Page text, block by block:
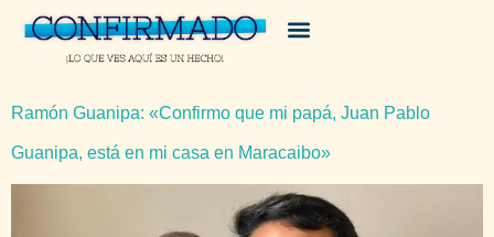
Ramón Guanipa: «Confirmo que mi papá, Juan Pablo
Guanipa, está en mi casa en Maracaibo»